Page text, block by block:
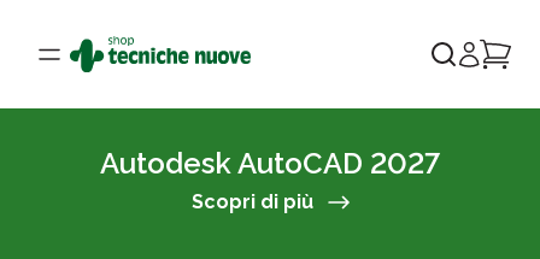
Autodesk AutoCAD 2027
Scopri di più